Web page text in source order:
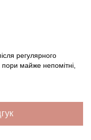
регулярного
майже непомітні,